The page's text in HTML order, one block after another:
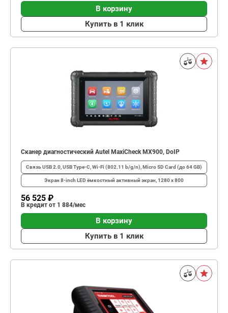
В корзину
Купить в 1 клик
Сканер диагностический Autel MaxiCheck MX900, DoIP
СвязьUSB 2.0, USB Type-C, Wi-Fi (802.11 b/g/n), Micro SD Card (до 64 GB)
Экран 8-inch LED ёмкостный активный экран, 1280 x 800
56 525 ₽
В кредит от 1 884/мес
В корзину
Купить в 1 клик